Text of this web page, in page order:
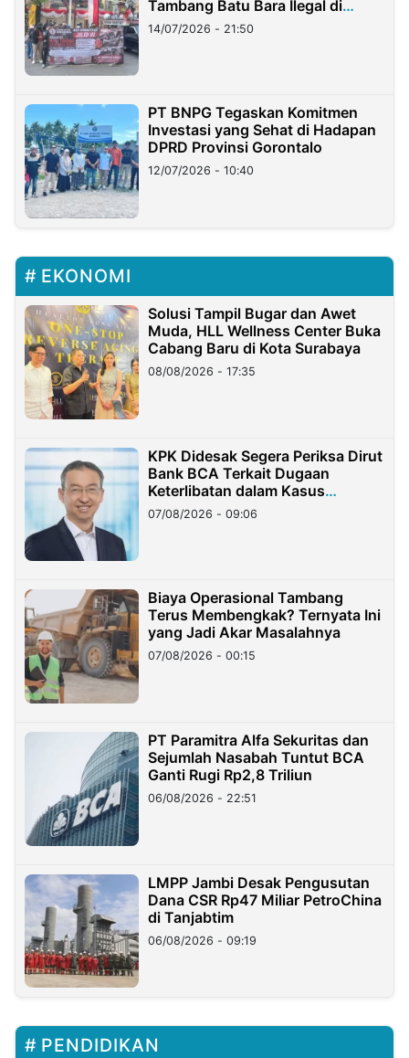
Tambang Batu Bara Ilegal di
Lampung
14/07/2026 - 21:50
PT BNPG Tegaskan Komitmen
Investasi yang Sehat di Hadapan
DPRD Provinsi Gorontalo
12/07/2026 - 10:40
EKONOMI
Solusi Tampil Bugar dan Awet
Muda, HLL Wellness Center Buka
Cabang Baru di Kota Surabaya
08/08/2026 - 17:35
KPK Didesak Segera Periksa Dirut
Bank BCA Terkait Dugaan
Keterlibatan dalam Kasus
Hilangnya Dana Nasabah Rp2,58
Miliar
07/08/2026 - 09:06
Biaya Operasional Tambang
Terus Membengkak? Ternyata Ini
yang Jadi Akar Masalahnya
07/08/2026 - 00:15
PT Paramitra Alfa Sekuritas dan
Sejumlah Nasabah Tuntut BCA
Ganti Rugi Rp2,8 Triliun
06/08/2026 - 22:51
LMPP Jambi Desak Pengusutan
Dana CSR Rp47 Miliar PetroChina
di Tanjabtim
06/08/2026 - 09:19
PENDIDIKAN